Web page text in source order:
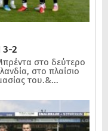
3-2
στο δεύτερο
στο πλαίσιο
του.&...